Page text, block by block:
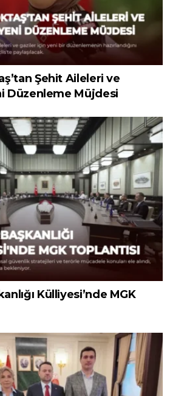
Şehit Aileleri ve
Düzenleme Müjdesi
Külliyesi’nde MGK